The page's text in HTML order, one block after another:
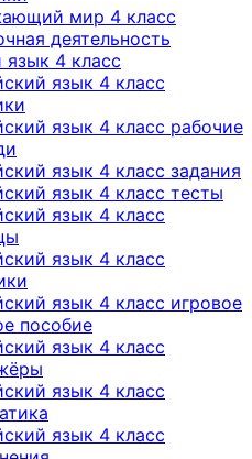
мир 4 класс
деятельность
язык 4 класс
язык 4 класс
язык 4 класс рабочие
язык 4 класс задания
язык 4 класс тесты
язык 4 класс
язык 4 класс
язык 4 класс игровое
пособие
язык 4 класс
язык 4 класс
язык 4 класс